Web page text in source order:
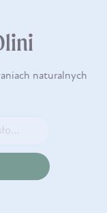
naturalnych